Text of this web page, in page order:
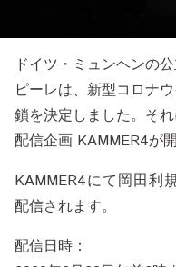
ドイツ・ミュンヘンの
ピーレは、新型コロナ
鎖を決定しました。そ
配信企画 KAMMER4が
KAMMER4にて岡田利
配信されます。
配信日時：